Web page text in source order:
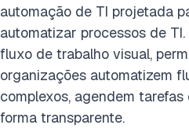
automação de TI projetada
automatizar processos de
fluxo de trabalho visual,
organizações automatizem
complexos, agendem
forma transparente.